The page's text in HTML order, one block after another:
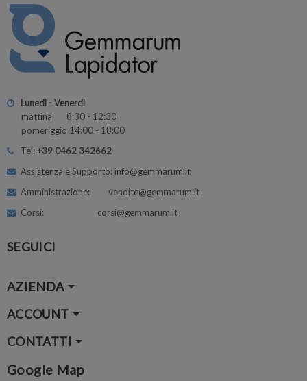
Lunedì - Venerdì
mattina 8:30 - 12:30
pomeriggio 14:00 - 18:00
Tel:+39 0462 342662
Assistenza e Supporto: info@gemmarum.it
Amministrazione: vendite@gemmarum.it
Corsi: corsi@gemmarum.it
SEGUICI
AZIENDA
ACCOUNT
CONTATTI
Google Map